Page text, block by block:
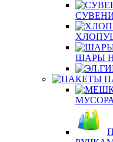
ШАРЫ
МУСОРА